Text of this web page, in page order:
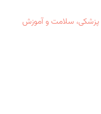
پزشکی، سلامت و آموزش